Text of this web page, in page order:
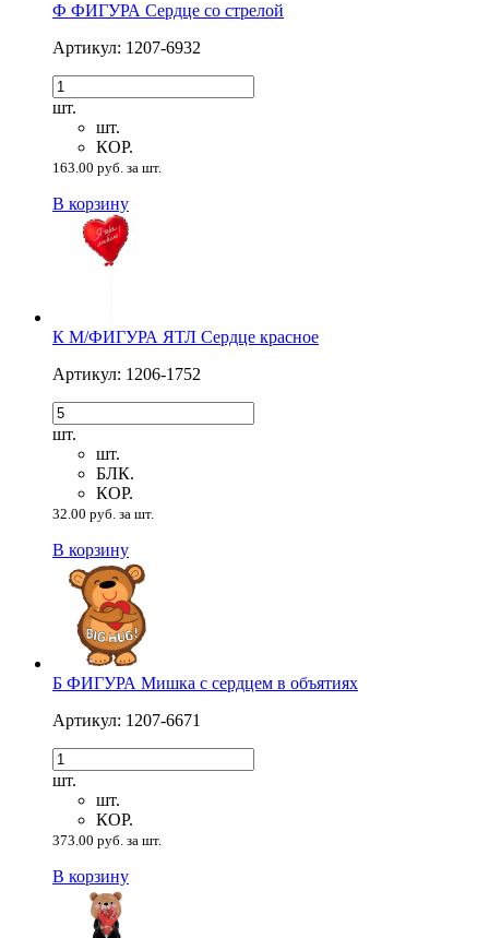
Ф ФИГУРА Сердце со стрелой
Артикул: 1207-6932
шт.
шт.
КОР.
163.00 руб. за шт.
В корзину
К М/ФИГУРА ЯТЛ Сердце красное
Артикул: 1206-1752
шт.
шт.
БЛК.
КОР.
32.00 руб. за шт.
В корзину
Б ФИГУРА Мишка с сердцем в объятиях
Артикул: 1207-6671
шт.
шт.
КОР.
373.00 руб. за шт.
В корзину